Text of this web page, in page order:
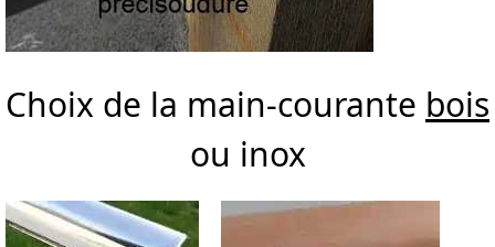
Choix de la main-courante bois
ou inox